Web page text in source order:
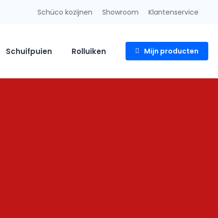
Schüco kozijnen Showroom Klantenservice
Schuifpuien Rolluiken Mijn producten